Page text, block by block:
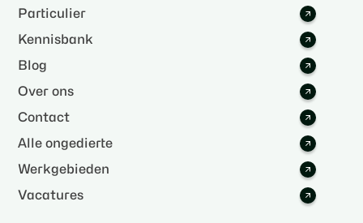
Particulier
Kennisbank
Blog
Over ons
Contact
Alle ongedierte
Werkgebieden
Vacatures